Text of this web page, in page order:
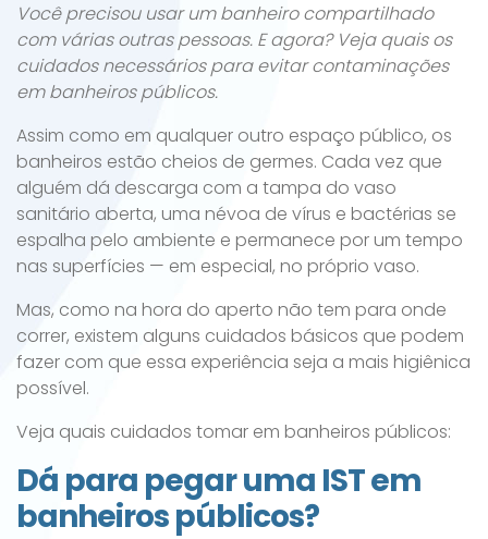
Você precisou usar um banheiro compartilhado
com várias outras pessoas. E agora? Veja quais os
cuidados necessários para evitar contaminações
em banheiros públicos.
Assim como em qualquer outro espaço público, os
banheiros estão cheios de germes. Cada vez que
alguém dá descarga com a tampa do vaso
sanitário aberta, uma névoa de vírus e bactérias se
espalha pelo ambiente e permanece por um tempo
nas superfícies — em especial, no próprio vaso.
Mas, como na hora do aperto não tem para onde
correr, existem alguns cuidados básicos que podem
fazer com que essa experiência seja a mais higiênica
possível.
Veja quais cuidados tomar em banheiros públicos:
Dá para pegar uma IST em
banheiros públicos?